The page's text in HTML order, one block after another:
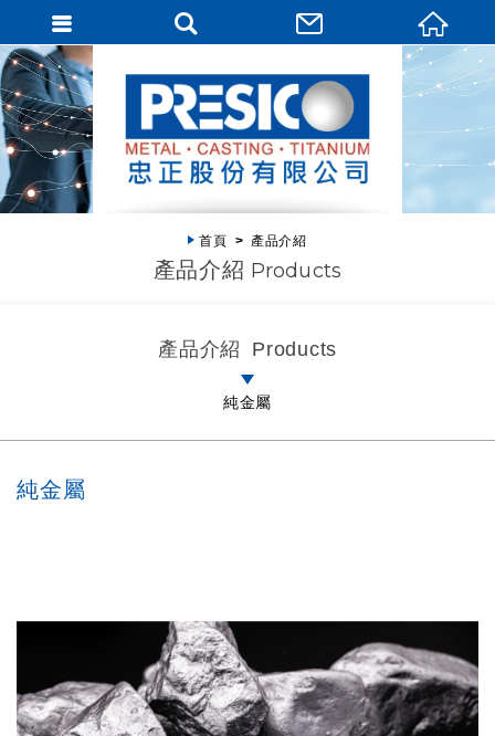
首頁 產品介紹
產品介紹 Products
產品介紹 Products
純金屬
純金屬